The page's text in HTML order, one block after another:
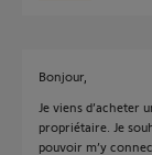
Bonjour,
Je viens d’acheter
propriétaire. Je
pouvoir m’y